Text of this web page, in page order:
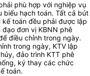
phù hợp với nghiệp vụ
biểu hạch toán. Tất cả bút
toán đều phải được lập
đơn vị KBNN phê
điều chỉnh trong ngày.
trong ngày, KTV lập
đảo trình KTT phê
ký thay các chức
toán.